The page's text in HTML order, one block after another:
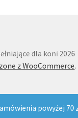
powyżej
dla koni 2026
z WooCommerce.